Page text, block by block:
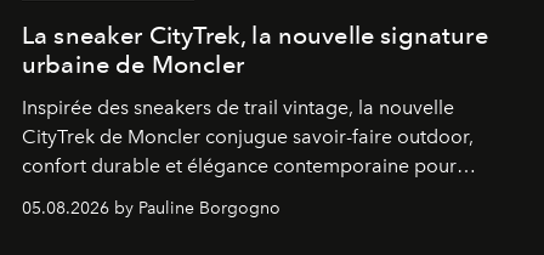
La sneaker CityTrek, la nouvelle signature
urbaine de Moncler
Inspirée des sneakers de trail vintage, la nouvelle
CityTrek de Moncler conjugue savoir-faire outdoor,
confort durable et élégance contemporaine pour
accompagner les explorations du quotidien.
05.08.2026 by Pauline Borgogno